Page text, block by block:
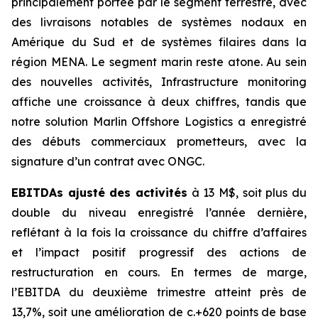
des livraisons notables de systèmes nodaux en
Amérique du Sud et de systèmes filaires dans la
région MENA. Le segment marin reste atone. Au sein
des nouvelles activités, Infrastructure monitoring
affiche une croissance à deux chiffres, tandis que
notre solution Marlin Offshore Logistics a enregistré
des débuts commerciaux prometteurs, avec la
signature d’un contrat avec ONGC.
EBITDAs ajusté des activités à 13 M$, soit plus du
double du niveau enregistré l’année dernière,
reflétant à la fois la croissance du chiffre d’affaires
et l’impact positif progressif des actions de
restructuration en cours. En termes de marge,
l’EBITDA du deuxième trimestre atteint près de
13,7%, soit une amélioration de c.+620 points de base